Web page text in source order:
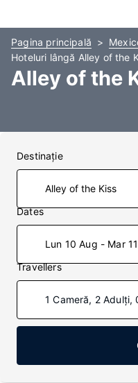
Pagina principală
Hoteluri lângă Alley of the
Alley of the
Destinaţie
Dates
Lun 10 Aug - Mar
Travellers
1 Cameră, 2 Adulți,